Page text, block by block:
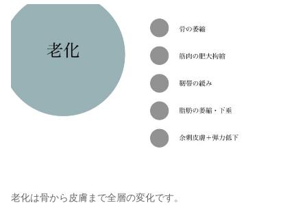
老化は骨から皮膚まで全層の変化です。